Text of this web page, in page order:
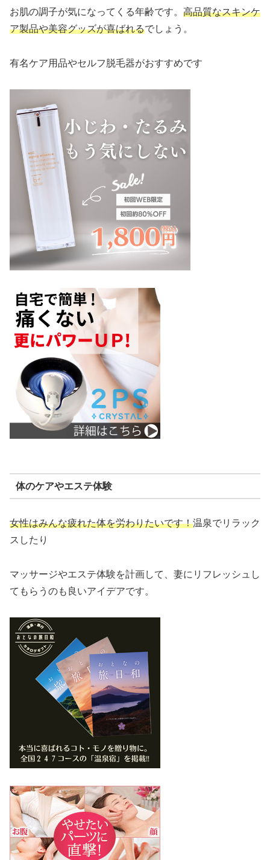
お肌の調子が気になってくる年齢です。 高品質なスキンケ
ア製品や美容グッズが喜ばれるでしょう。
有名ケア用品やセルフ脱毛器がおすすめです
体のケアやエステ体験
女性はみんな疲れた体を労わりたいです！温泉でリラック
スしたり
マッサージやエステ体験を計画して、妻にリフレッシュし
てもらうのも良いアイデアです。